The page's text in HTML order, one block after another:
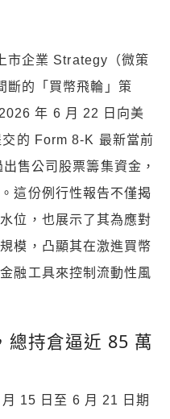
市企業 Strategy（微策
斷的「買幣飛輪」策
年 6 月 22 日向美
的 Form 8-K 最新當前
售公司股票籌集資金，
這份例行性報告不僅揭
位，也展示了其為應對
模，凸顯其在激進買幣
融工具來控制流動性風
總持倉逼近 85 萬
15 日至 6 月 21 日期